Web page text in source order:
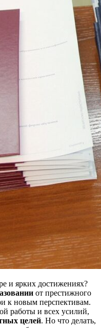
и ярких достижениях?
от престижного
к новым перспективам.
работы и всех усилий,
целей. Но что делать,